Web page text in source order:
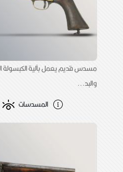
مسدس قديم يعمل بآلية الكبسولة
والبد...
المسدسات